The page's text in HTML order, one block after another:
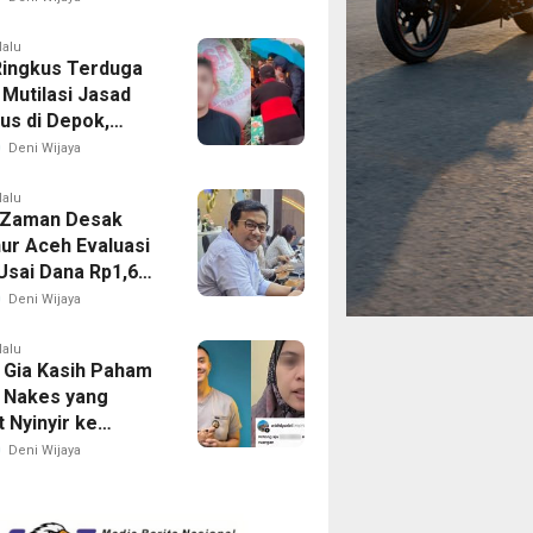
Terduga
Jasad
di Depok,
Heboh
Deni Wijaya
Desak
Aceh Evaluasi
Dana Rp1,6
Deni Wijaya
Kasih Paham
yang
Nyinyir ke
Ingatkan
Deni Wijaya